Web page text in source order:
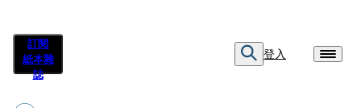
訂閱
紙本雜
誌
登入